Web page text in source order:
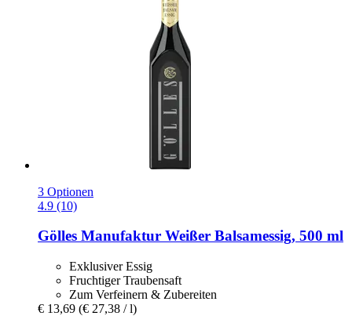
3 Optionen
4.9 (10)
Gölles Manufaktur Weißer Balsamessig, 500 ml
Exklusiver Essig
Fruchtiger Traubensaft
Zum Verfeinern & Zubereiten
€ 13,69 (€ 27,38 / l)